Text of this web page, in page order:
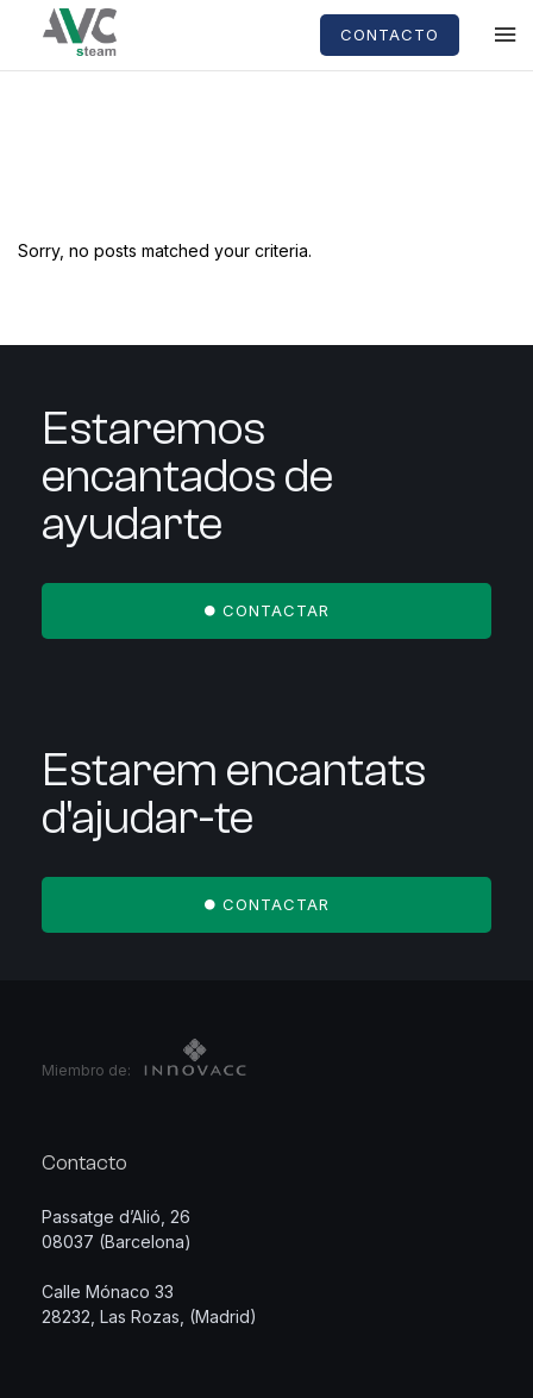
CONTACTO
Sorry, no posts matched your criteria.
Estaremos
encantados de
ayudarte
CONTACTAR
Estarem encantats
d'ajudar-te
CONTACTAR
Miembro de:
Contacto
Passatge d’Alió, 26
08037 (Barcelona)
Calle Mónaco 33
28232, Las Rozas, (Madrid)